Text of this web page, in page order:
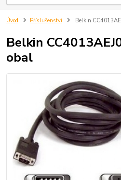
Úvod Příslušenství Belkin
Belkin
obal